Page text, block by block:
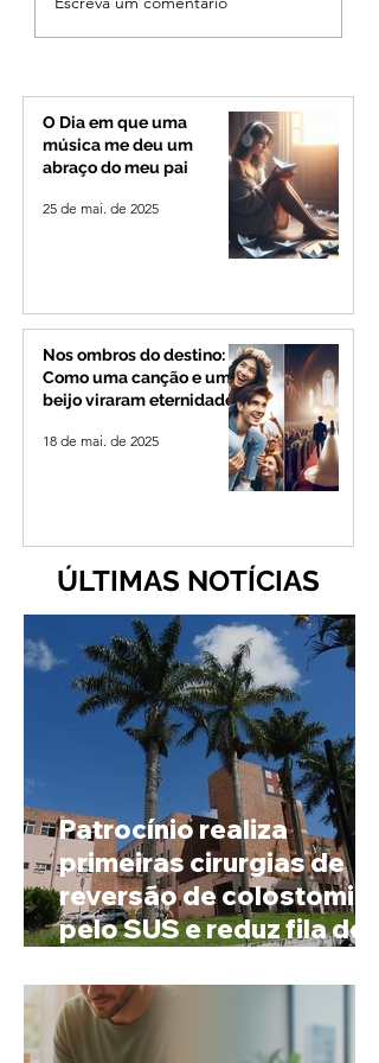
de animais
de maus-tratos
O Dia em que uma
música me deu um
abraço do meu pai
25 de mai. de 2025
Nos ombros do destino:
Como uma canção e um
beijo viraram eternidade
18 de mai. de 2025
ÚLTIMAS NOTÍCIAS
Patrocínio realiza
primeiras cirurgias de
reversão de colostomia
pelo SUS e reduz fila de